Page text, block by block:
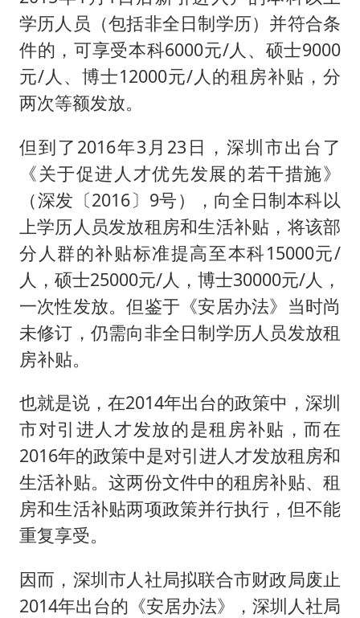
学历人员（包括非全日制学历）并符合条
件的，可享受本科6000元/人、硕士9000
元/人、博士12000元/人的租房补贴，分
两次等额发放。
但到了2016年3月23日，深圳市出台了
《关于促进人才优先发展的若干措施》
（深发〔2016〕9号），向全日制本科以
上学历人员发放租房和生活补贴，将该部
分人群的补贴标准提高至本科15000元/
人，硕士25000元/人，博士30000元/人，
一次性发放。但鉴于《安居办法》当时尚
未修订，仍需向非全日制学历人员发放租
房补贴。
也就是说，在2014年出台的政策中，深圳
市对引进人才发放的是租房补贴，而在
2016年的政策中是对引进人才发放租房和
生活补贴。这两份文件中的租房补贴、租
房和生活补贴两项政策并行执行，但不能
重复享受。
因而，深圳市人社局拟联合市财政局废止
2014年出台的《安居办法》，深圳人社局